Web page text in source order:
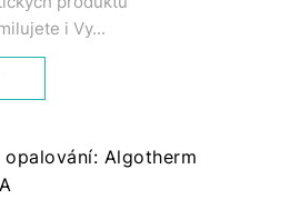
i Vy...
Algotherm